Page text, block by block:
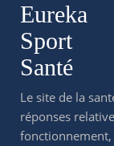
Eureka
Sport
Santé
Le site de la
réponses
fonctionnement,